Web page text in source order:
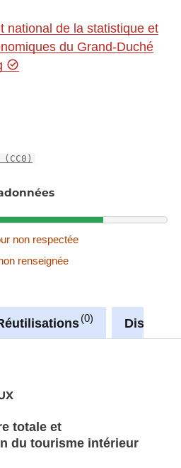
depuis labase de
national de la statistique et
du Grand-Duché
non respectée
renseignée
0
totale et
du tourisme intérieur